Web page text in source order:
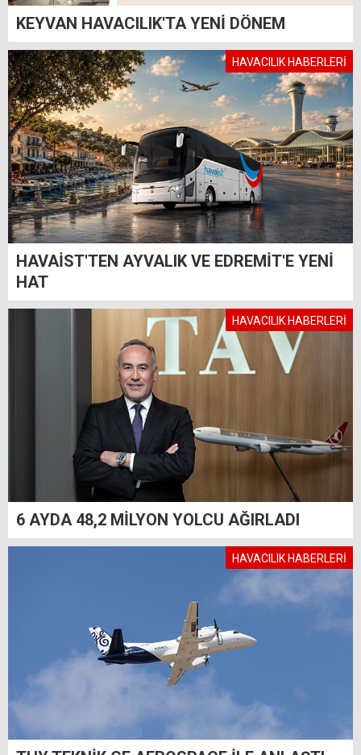
KEYVAN HAVACILIK'TA YENİ DÖNEM
HAVACILIK HABERLERİ
HAVAİST'TEN AYVALIK VE EDREMİT'E YENİ
HAT
HAVACILIK HABERLERİ
6 AYDA 48,2 MİLYON YOLCU AĞIRLADI
HAVACILIK HABERLERİ